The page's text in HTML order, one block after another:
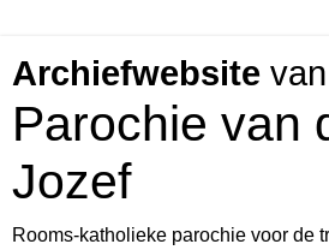
Archiefwebsite van
Parochie van
Jozef
Rooms-katholieke parochie voor de